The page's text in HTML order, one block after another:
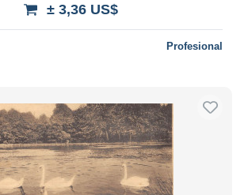
± 3,36 US$
Profesional